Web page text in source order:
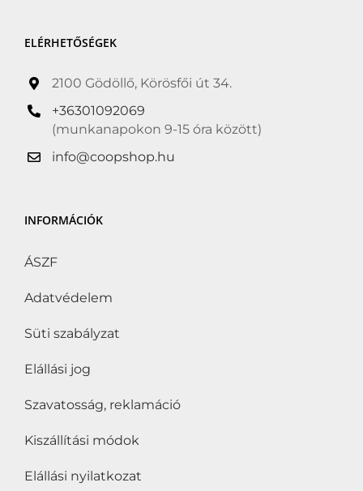
ELÉRHETŐSÉGEK
2100 Gödöllő, Körösfői út 34.
+36301092069
(munkanapokon 9-15 óra között)
info@coopshop.hu
INFORMÁCIÓK
ÁSZF
Adatvédelem
Süti szabályzat
Elállási jog
Szavatosság, reklamáció
Kiszállítási módok
Elállási nyilatkozat